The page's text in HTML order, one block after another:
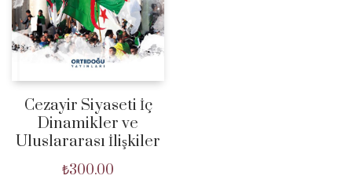
Cezayir Siyaseti İç
Dinamikler ve
Uluslararası İlişkiler
₺300.00